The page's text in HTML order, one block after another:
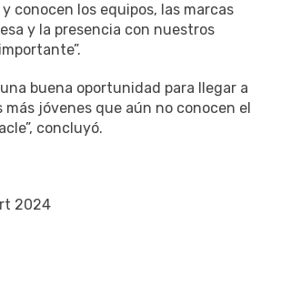
conocen los equipos, las marcas
y la presencia con nuestros
una buena oportunidad para llegar a
más jóvenes que aún no conocen el
concluyó.
2024